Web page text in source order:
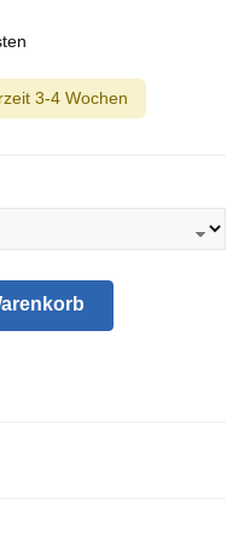
3-4 Wochen
Wert ein oder benutze die